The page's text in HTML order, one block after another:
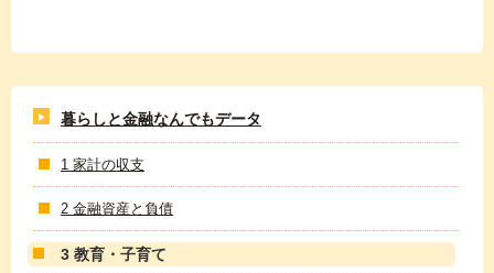
暮らしと金融なんでもデータ
1 家計の収支
2 金融資産と負債
3 教育・子育て